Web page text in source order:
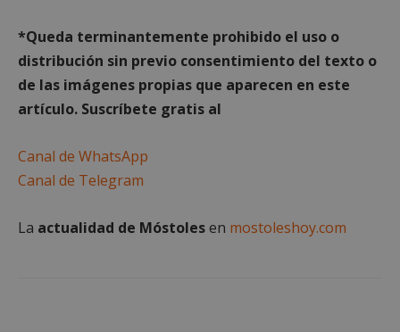
*Queda terminantemente prohibido el uso o
distribución sin previo consentimiento del texto o
de las imágenes propias que aparecen en este
artículo. Suscríbete gratis al
Canal de WhatsApp
Canal de Telegram
La actualidad de Móstolesen mostoleshoy.com
.twitter.com
58